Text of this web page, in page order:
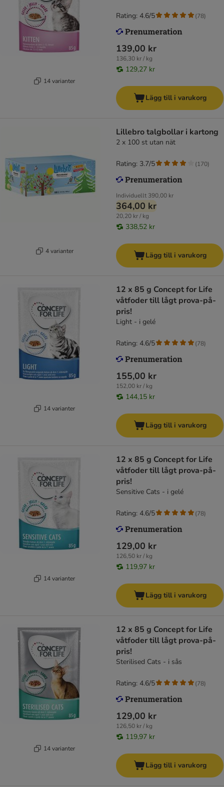
14 varianter
139,00 kr
136,30 kr / kg
129,27 kr
Rating: 4.6/5 (78)
Lägg till i varukorg
4 varianter
Lillebro talgbollar i kartong
2 x 100 st utan nät
Individuellt 390,00 kr
364,00 kr
20,20 kr / kg
338,52 kr
Rating: 3.7/5 (170)
Lägg till i varukorg
14 varianter
12 x 85 g Concept for Life
våtfoder till lågt prova-på-
pris!
Light - i gelé
155,00 kr
152,00 kr / kg
144,15 kr
Rating: 4.6/5 (78)
Lägg till i varukorg
14 varianter
12 x 85 g Concept for Life
våtfoder till lågt prova-på-
pris!
Sensitive Cats - i gelé
129,00 kr
126,50 kr / kg
119,97 kr
Rating: 4.6/5 (78)
Lägg till i varukorg
14 varianter
12 x 85 g Concept for Life
våtfoder till lågt prova-på-
pris!
Sterilised Cats - i sås
129,00 kr
126,50 kr / kg
119,97 kr
Rating: 4.6/5 (78)
Lägg till i varukorg